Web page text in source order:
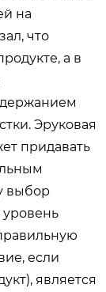
на
что
а в
Эруковая
придавать
выбор
уровень
если
является